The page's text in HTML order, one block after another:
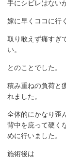
手にシビレはない
嫁に早くココに行
取り敢えず痛すぎ
い。
とのことでした。
積み重ねの負荷と
れました。
全体的にかなり歪
背中を庇って硬く
めに行いました。
施術後は